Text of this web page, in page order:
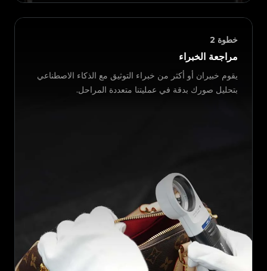
خطوة 2
مراجعة الخبراء
يقوم خبيران أو أكثر من خبراء التوثيق مع الذكاء الاصطناعي
بتحليل صورك بدقة في عمليتنا متعددة المراحل.